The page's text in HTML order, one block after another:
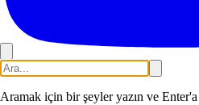
Aramak için bir şeyler yazın ve Enter'a